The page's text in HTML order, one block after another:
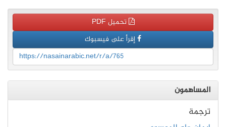
تحميل PDF
إقرأ على فيسبوك
https://nasainarabic.net/r/a/765
المساهمون
ترجمة